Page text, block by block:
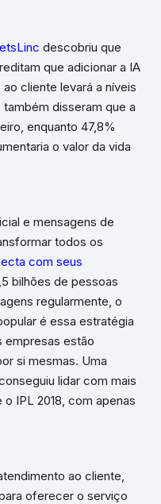
descobriu que
que adicionar a IA
cliente levará a níveis
disseram que a
enquanto 47,8%
o valor da vida
e mensagens de
todos os
com seus
bilhões de pessoas
regularmente, o
é essa estratégia
empresas estão
si mesmas. Uma
lidar com mais
IPL 2018, com apenas
ao cliente,
oferecer o serviço